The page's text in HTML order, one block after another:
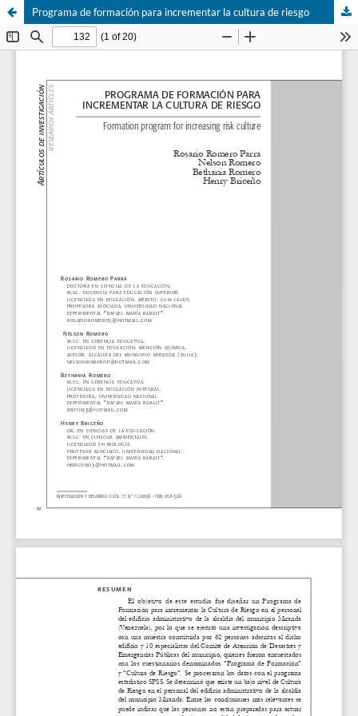
Programa de formación para incrementar la cultura de riesgo